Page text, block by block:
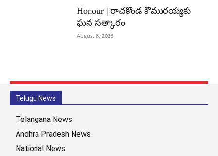
Honour | రాచకొండ కొమురయ్యకు
ఘన సత్కారం
August 8, 2026
Telugu News
Telangana News
Andhra Pradesh News
National News